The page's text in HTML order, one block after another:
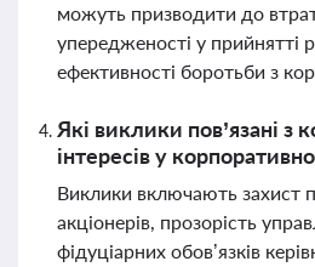
можуть призводити до
упередженості у прийнятті
ефективності боротьби з
Які виклики пов’язані з
інтересів у
Виклики включають захист
акціонерів, прозорість
фідуціарних обов’язків